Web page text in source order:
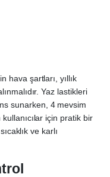
hava şartları, yıllık
Yaz lastikleri
sunarken, 4 mevsim
için pratik bir
ve karlı